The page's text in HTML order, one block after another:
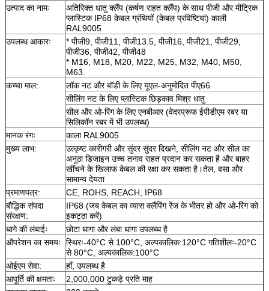
उत्पाद का नामः
अतिरिक्त धातु क्लैंप (कर्षण राहत क्लैंप) के साथ पीजी और मीट्रिक
प्लास्टिक IP68 केबल ग्रंथियों (केबल प्रविष्टियां) काली
RAL9005
उपलब्ध आकारः
* पीजी9, पीजी11, पीजी13.5, पीजी16, पीजी21, पीजी29,
पीजी36, पीजी42, पीजी48
* M16, M18, M20, M22, M25, M32, M40, M50,
M63.
कच्चा माल:
लॉक नट और बॉडी के लिए यूएल-अनुमोदित पीए66
सीलिंग नट के लिए प्लास्टिक छिड़काव मिश्र धातु
सील और ओ-रिंग के लिए एनबीआर (वेदरप्रूफ ईपीडीएम रबर या
सिलिकॉन रबर में भी उपलब्ध)
मानक रंगः
काला RAL9005
मुख्य लाभ:
उत्कृष्ट कारीगरी और सुंदर सुंदर दिखने, सीलिंग नट और सील का
अनूठा डिजाइन उच्च तनाव राहत प्रदान कर सकता है और बाहर
खींचने के खिलाफ केबल की रक्षा कर सकता है।तेल, वसा और
सामान्य देयता
प्रमाणपत्र:
CE, ROHS, REACH, IP68
बौद्धिक संपदा
संरक्षण:
IP68 (जब केबल का व्यास क्लैंपिंग रेंज के भीतर हो और ओ-रिंग को
इकट्ठा करें)
धागे की लंबाईः
छोटा धागा और लंबा धागा उपलब्ध है
ऑपरेशन का समयः
स्थिरः-40°C से 100°C, अल्पकालिक:120°C गतिशीलः-20°C
से 80°C, अल्पकालिक:100°C
ओईएम सेवा:
हाँ, उपलब्ध है
आपूर्ति की क्षमताः
2,000,000 टुकड़े प्रति माह